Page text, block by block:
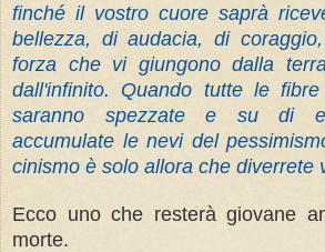
finché il vostro cuore saprà
bellezza, di audacia, di
forza che vi giungono dalla
dall'infinito. Quando tutte le
saranno spezzate e su di
accumulate le nevi del
cinismo è solo allora che diverrete
Ecco uno che resterà giovane
morte.